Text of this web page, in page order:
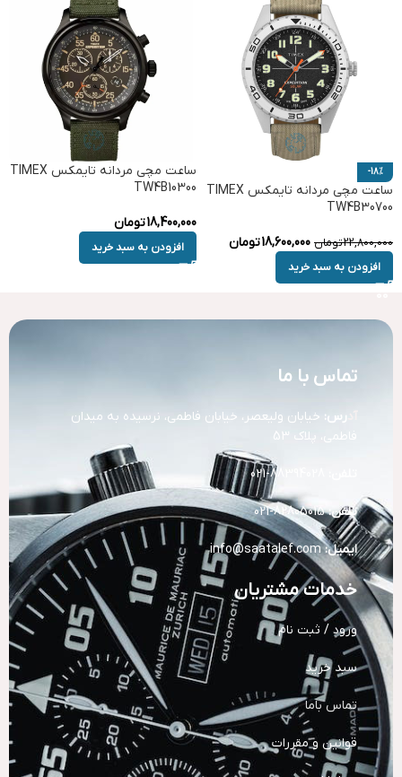
-18%
ساعت مچی مردانه تایمکس TIMEX
TW4B30700
22,800,000تومان 18,600,000تومان
افزودن به سبد خرید
ساعت مچی مردانه تایمکس TIMEX
TW4B10300
18,400,000تومان
افزودن به سبد خرید
تماس با ما
رس: خیابان ولیعصر، خیابان فاطمی، نرسیده به میدان
فاطمی، پلاک 53
تلفن:82805015-021
ایمیل: info@saatalef.com
خدمات مشتریان
ورود / ثبت نام
سبد خرید
تماس باما
قوانین و مقررات